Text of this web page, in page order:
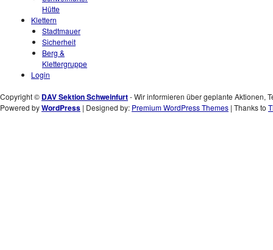
Hütte
Klettern
Stadtmauer
Sicherheit
Berg &
Klettergruppe
Login
Copyright © DAV Sektion Schweinfurt- Wir informieren über geplante Aktionen,
Powered byWordPress | Designed by: Premium WordPress Themes | Thanks to